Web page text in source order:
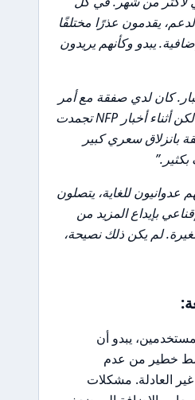
يقدمون عذرًا مختلفًا
يبدو وكأنهم يريدون
كان لدي صفقة مع أمر
إيقاف خسارة واضح، لكن أثناء أخبار NFP تجمدت
بانزلاق سعري كبير
عدوانيون للغاية، يتصلون
بإيداع المزيد من
لم يكن ذلك نصيحة،
يبدو أن
خطير من عدم
العادلة. مشكلات